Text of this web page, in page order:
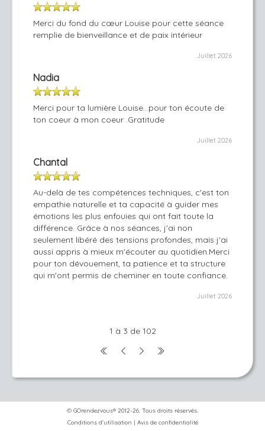
Merci du fond du cœur Louise pour cette séance
remplie de bienveillance et de paix intérieur
Juillet 2026
Nadia
Merci pour ta lumière Louise...pour ton écoute de
ton coeur à mon coeur .Gratitude
Juillet 2026
Chantal
Au-delà de tes compétences techniques, c'est ton
empathie naturelle et ta capacité à guider mes
émotions les plus enfouies qui ont fait toute la
différence. Grâce à nos séances, j'ai non
seulement libéré des tensions profondes, mais j'ai
aussi appris à mieux m'écouter au quotidien.Merci
pour ton dévouement, ta patience et ta structure
qui m'ont permis de cheminer en toute confiance.
Juillet 2026
1 à 3 de 102
© GOrendezvous® 2012-26. Tous droits réservés.
Conditions d'utilisation | Avis de confidentialité